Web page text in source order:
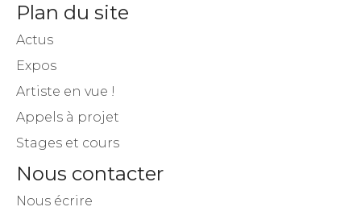
Plan du site
Actus
Expos
Artiste en vue !
Appels à projet
Stages et cours
Nous contacter
Nous écrire